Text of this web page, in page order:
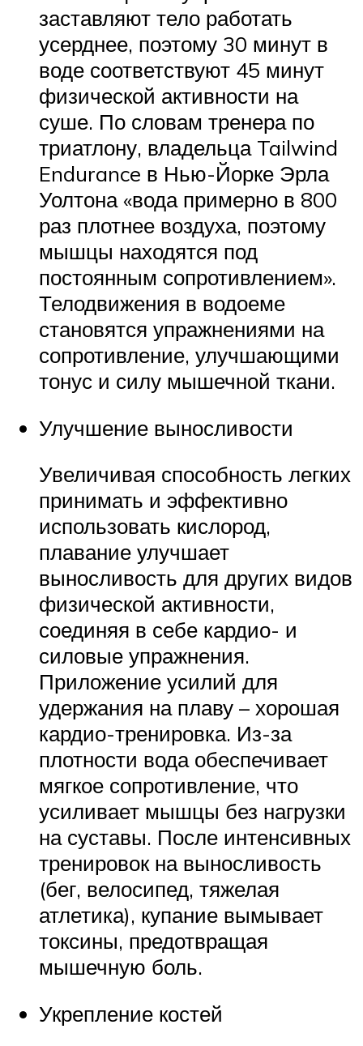
заставляют тело работать
усерднее, поэтому 30 минут в
воде соответствуют 45 минут
физической активности на
суше. По словам тренера по
триатлону, владельца Tailwind
Endurance в Нью-Йорке Эрла
Уолтона «вода примерно в 800
раз плотнее воздуха, поэтому
мышцы находятся под
постоянным сопротивлением».
Телодвижения в водоеме
становятся упражнениями на
сопротивление, улучшающими
тонус и силу мышечной ткани.
Улучшение выносливости
Увеличивая способность легких
принимать и эффективно
использовать кислород,
плавание улучшает
выносливость для других видов
физической активности,
соединяя в себе кардио- и
силовые упражнения.
Приложение усилий для
удержания на плаву – хорошая
кардио-тренировка. Из-за
плотности вода обеспечивает
мягкое сопротивление, что
усиливает мышцы без нагрузки
на суставы. После интенсивных
тренировок на выносливость
(бег, велосипед, тяжелая
атлетика), купание вымывает
токсины, предотвращая
мышечную боль.
Укрепление костей